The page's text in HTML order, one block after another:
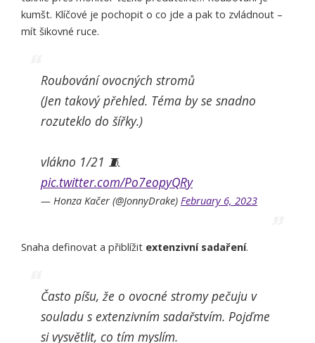
kumšt. Klíčové je pochopit o co jde a pak to zvládnout –
mít šikovné ruce.
Roubování ovocných stromů
(Jen takový přehled. Téma by se snadno
rozuteklo do šířky.)
vlákno 1/21 🧵
pic.twitter.com/Po7eopyQRy
— Honza Kačer (@JonnyDrake) February 6, 2023
Snaha definovat a přiblížit extenzivní sadaření.
Často píšu, že o ovocné stromy pečuju v
souladu s extenzivním sadařstvím. Pojďme
si vysvětlit, co tím myslím.